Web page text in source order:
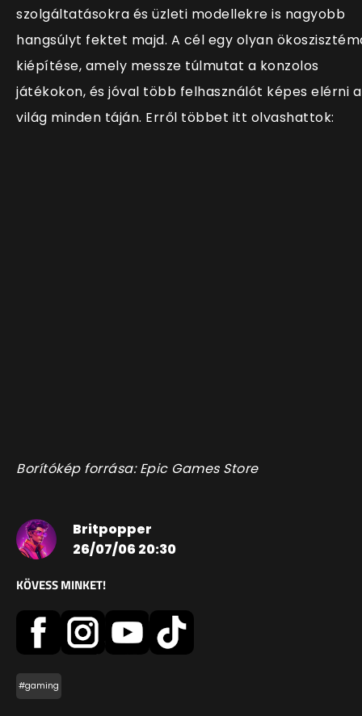
szolgáltatásokra és üzleti modellekre is nagyobb
hangsúlyt fektet majd. A cél egy olyan
kiépítése, amely messze túlmutat a konzolos
játékokon, és jóval több felhasználót képes elérni a
világ minden táján. Erről többet itt olvashattok:
Borítókép forrása: Epic Games Store
Britpopper
26/07/06 20:30
KÖVESS MINKET!
#gaming